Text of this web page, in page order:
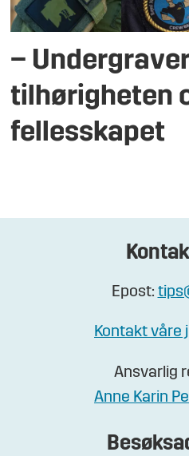
–
tilhørigheten
fellesskapet
Epost:
Kontakt våre
Ansvarlig
Anne Karin